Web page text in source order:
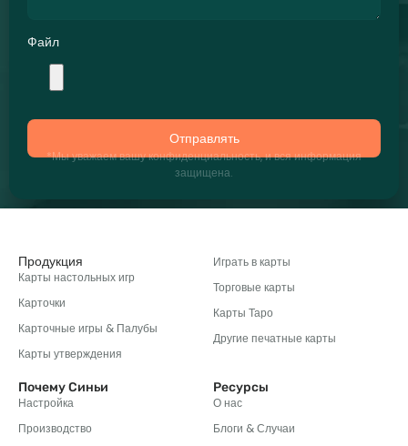
Файл
Отправлять
*Мы уважаем вашу конфиденциальность, и вся информация
защищена.
Продукция
Карты настольных игр
Карточки
Карточные игры & Палубы
Карты утверждения
Играть в карты
Торговые карты
Карты Таро
Другие печатные карты
Почему Синьи
Настройка
Производство
Ресурсы
О нас
Блоги & Случаи